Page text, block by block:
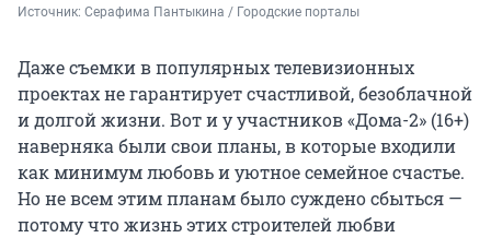
Источник: Серафима Пантыкина / Городские порталы
Даже съемки в популярных телевизионных
проектах не гарантирует счастливой, безоблачной
и долгой жизни. Вот и у участников «Дома-2» (16+)
наверняка были свои планы, в которые входили
как минимум любовь и уютное семейное счастье.
Но не всем этим планам было суждено сбыться —
потому что жизнь этих строителей любви